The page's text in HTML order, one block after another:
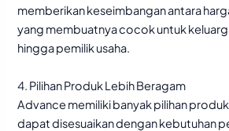
memberikan keseimbangan antara
yang membuatnya cocok untuk
hingga pemilik usaha.
4. Pilihan Produk Lebih Beragam
Advance memiliki banyak pilihan produk
dapat disesuaikan dengan kebutuhan